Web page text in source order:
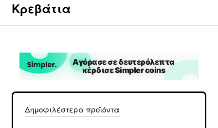
Κρεβάτια
Δημοφιλέστερα προϊόντα